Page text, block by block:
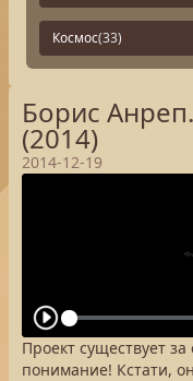
Космос(33)
Борис
(2014)
2014-12-19
Проект существует
понимание! Кстати,